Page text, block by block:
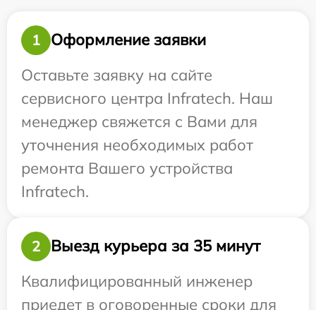
1
Оформление заявки
Оставьте заявку на сайте
сервисного центра Infratech. Наш
менеджер свяжется с Вами для
уточнения необходимых работ
ремонта Вашего устройства
Infratech.
2
Выезд курьера за 35 минут
Квалифицированный инженер
приедет в оговоренные сроки для